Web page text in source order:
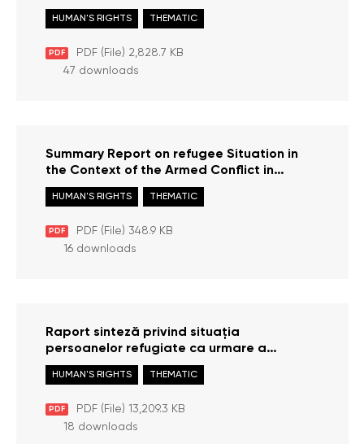
Republicii Moldova în contextul conflictului
armat din Ucraina – ianuarie – iunie 2023
PDF PDF (File) 2,828.7 KB
HUMAN'S RIGHTS THEMATIC
47 downloads
Summary Report on refugee Situation in
the Context of the Armed Conflict in
Ukraine February – December 2022
PDF PDF (File) 348.9 KB
HUMAN'S RIGHTS THEMATIC
16 downloads
Raport sinteză privind situația
persoanelor refugiate ca urmare a
conflictului armat din Ucraina în perioada
februarie-decembrie 2022
PDF PDF (File) 13,209.3 KB
HUMAN'S RIGHTS THEMATIC
18 downloads